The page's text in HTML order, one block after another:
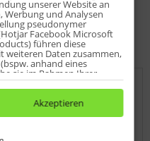
Nische
unserer Website an
Werbung und Analysen
pseudonymer
Facebook Microsoft
führen diese
weiteren Daten zusammen,
anhand eines
sie im Rahmen Ihrer
(bspw. Nutzungsdaten
Nutzung von Cookies
indem Sie auf den
und dort die
Akzeptieren